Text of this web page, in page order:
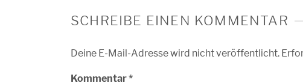
SCHREIBE EINEN KOMMENTAR
Deine E-Mail-Adresse wird nicht veröffentlicht.
Kommentar*